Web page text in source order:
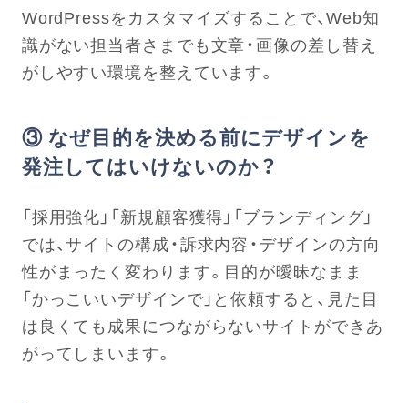
WordPressをカスタマイズすることで、Web知
識がない担当者さまでも文章・画像の差し替え
がしやすい環境を整えています。
③ なぜ目的を決める前にデザインを
発注してはいけないのか？
「採用強化」「新規顧客獲得」「ブランディング」
では、サイトの構成・訴求内容・デザインの方向
性がまったく変わります。目的が曖昧なまま
「かっこいいデザインで」と依頼すると、見た目
は良くても成果につながらないサイトができあ
がってしまいます。